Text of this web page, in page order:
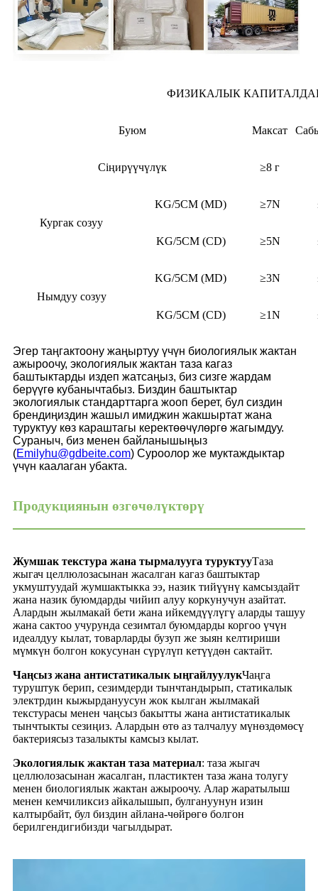
ФИЗИКАЛЫК
Буюм Максат
Сіңирүүчүлүк ≥8 г
Кургак созуу
KG/5CM (MD) ≥7N
KG/5CM (CD) ≥5N
Нымдуу созуу
KG/5CM (MD) ≥3N
KG/5CM (CD) ≥1N
Эгер таңгактоону жаңыртуу үчүн биологиялык жактан
ажыроочу, экологиялык жактан таза кагаз
баштыктарды издеп жатсаңыз, биз сизге жардам
берүүгө кубанычтабыз. Биздин баштыктар
экологиялык стандарттарга жооп берет, бул сиздин
брендиңиздин жашыл имиджин жакшыртат жана
туруктуу көз караштагы керектөөчүлөргө жагымдуу.
Сураныч, биз менен байланышыңыз
(Emilyhu@gdbeite.com) Суроолор же муктаждыктар
үчүн каалаган убакта.
Продукциянын өзгөчөлүктөрү
Жумшак текстура жана тырмалууга туруктууТаза
жыгач целлюлозасынан жасалган кагаз баштыктар
укмуштуудай жумшактыкка ээ, назик тийүүнү камсыздайт
жана назик буюмдарды чийип алуу коркунучун азайтат.
Алардын жылмакай бети жана ийкемдүүлүгү аларды ташуу
жана сактоо учурунда сезимтал буюмдарды коргоо үчүн
идеалдуу кылат, товарларды бузуп же зыян келтириши
мүмкүн болгон кокусунан сүрүлүп кетүүдөн сактайт.
Чаңсыз жана антистатикалык ыңгайлуулукЧаңга
туруштук берип, сезимдерди тынчтандырып, статикалык
электрдин кыжырдануусун жок кылган жылмакай
текстурасы менен чаңсыз бакытты жана антистатикалык
тынчтыкты сезиңиз. Алардын өтө аз талчалуу мүнөздөмөсү
бактериясыз тазалыкты камсыз кылат.
Экологиялык жактан таза материал: таза жыгач
целлюлозасынан жасалган, пластиктен таза жана толугу
менен биологиялык жактан ажыроочу. Алар жаратылыш
менен кемчиликсиз айкалышып, булгануунун изин
калтырбайт, бул биздин айлана-чөйрөгө болгон
берилгендигибизди чагылдырат.